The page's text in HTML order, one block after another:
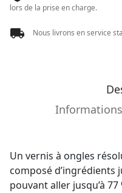
lors de la prise en charge.
Nous livrons en service
Un vernis à ongles
composé d’ingrédients
pouvant aller jusqu’à